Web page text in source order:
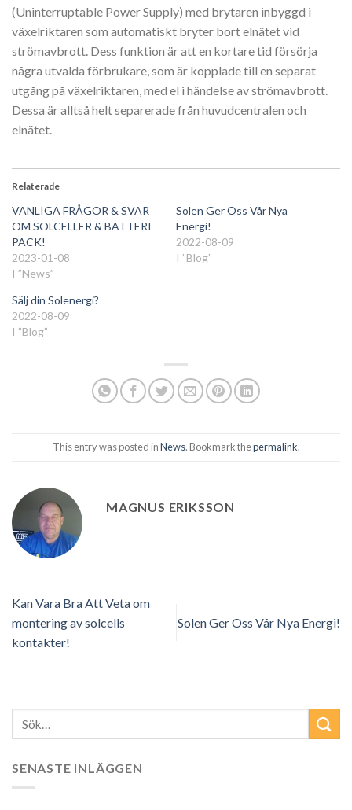
(Uninterruptable Power Supply) med brytaren inbyggd i
växelriktaren som automatiskt bryter bort elnätet vid
strömavbrott. Dess funktion är att en kortare tid försörja
några utvalda förbrukare, som är kopplade till en separat
utgång på växelriktaren, med el i händelse av strömavbrott.
Dessa är alltså helt separerade från huvudcentralen och
elnätet.
Relaterade
VANLIGA FRÅGOR & SVAR
OM SOLCELLER & BATTERI
PACK!
2023-01-08
I ”News”
Solen Ger Oss Vår Nya
Energi!
2022-08-09
I ”Blog”
Sälj din Solenergi?
2022-08-09
I ”Blog”
This entry was posted inNews. Bookmark thepermalink.
MAGNUS ERIKSSON
Kan Vara Bra Att Veta om
montering av solcells
kontakter!
Solen Ger Oss Vår Nya Energi!
SENASTE INLÄGGEN